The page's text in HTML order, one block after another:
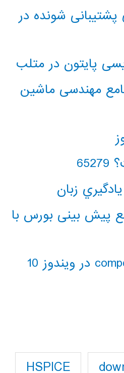
شونده در
پایتون در متلب
مهندسی ماشین
زبان
پیش بینی بورس با
HSPICE